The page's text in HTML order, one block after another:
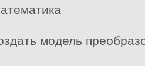
модель